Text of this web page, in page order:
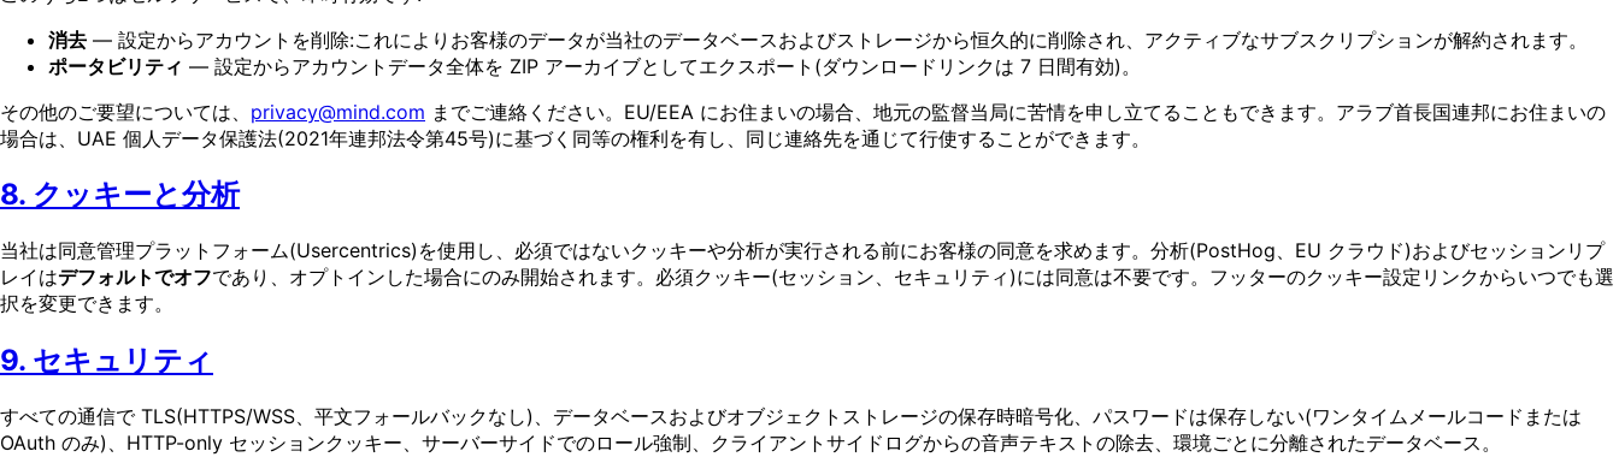
消去 — 設定からアカウントを削除:これによりお客様のデータが当社のデータベースおよびストレージから恒久的に削除され、アクティブなサブスクリプションが解約されます。
ポータビリティ — 設定からアカウントデータ全体を ZIP アーカイブとしてエクスポート(ダウンロードリンクは 7 日間有効)。
その他のご要望については、 privacy@mind.com までご連絡ください。EU/EEA にお住まいの場合、地元の監督当局に苦情を申し立てることもできます。アラブ首長国連邦にお住まいの
場合は、UAE 個人データ保護法(2021年連邦法令第45号)に基づく同等の権利を有し、同じ連絡先を通じて行使することができます。
8. クッキーと分析
当社は同意管理プラットフォーム(Usercentrics)を使用し、必須ではないクッキーや分析が実行される前にお客様の同意を求めます。分析(PostHog、EU クラウド)およびセッションリプ
レイはデフォルトでオフであり、オプトインした場合にのみ開始されます。必須クッキー(セッション、セキュリティ)には同意は不要です。フッターのクッキー設定リンクからいつでも選
択を変更できます。
9. セキュリティ
すべての通信で TLS(HTTPS/WSS、平文フォールバックなし)、データベースおよびオブジェクトストレージの保存時暗号化、パスワードは保存しない(ワンタイムメールコードまたは
OAuth のみ)、HTTP-only セッションクッキー、サーバーサイドでのロール強制、クライアントサイドログからの音声テキストの除去、環境ごとに分離されたデータベース。